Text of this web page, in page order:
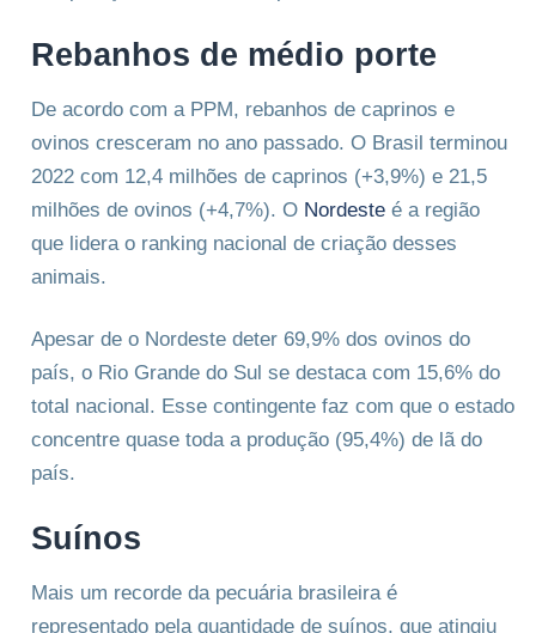
Rebanhos de médio porte
De acordo com a PPM, rebanhos de caprinos e
ovinos cresceram no ano passado. O Brasil terminou
2022 com 12,4 milhões de caprinos (+3,9%) e 21,5
milhões de ovinos (+4,7%). O Nordeste é a região
que lidera o ranking nacional de criação desses
animais.
Apesar de o Nordeste deter 69,9% dos ovinos do
país, o Rio Grande do Sul se destaca com 15,6% do
total nacional. Esse contingente faz com que o estado
concentre quase toda a produção (95,4%) de lã do
país.
Suínos
Mais um recorde da pecuária brasileira é
representado pela quantidade de suínos, que atingiu